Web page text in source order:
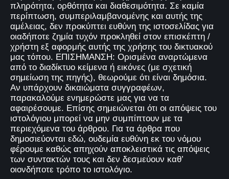
πληρότητα, ορθότητα και διαθεσιμότητα. Σε καμία
περίπτωση, συμπεριλαμβανομένης και αυτής της
αμέλειας, δεν προκύπτει ευθύνη της ιστοσελίδας για
οιαδήποτε ζημία τυχόν προκληθεί στον επισκέπτη /
χρήστη εξ αφορμής αυτής της χρήσης του δικτυακού
μας τόπου. ΕΠΙΣΗΜΑΝΣΗ: Ορισμένα αναρτώμενα
από το διαδίκτυο κείμενα ή εικόνες (με σχετική
σημείωση της πηγής), θεωρούμε ότι είναι δημόσια.
Αν υπάρχουν δικαιώματα συγγραφέων,
παρακαλούμε ενημερώστε μας για να τα
αφαιρέσουμε. Επίσης σημειώνεται ότι οι απόψεις του
ιστολόγιου μπορεί να μην συμπίπτουν με τα
περιεχόμενα του άρθρου. Για τα άρθρα που
δημοσιεύονται εδώ, ουδεμία ευθύνη εκ του νόμου
φέρουμε καθώς απηχούν αποκλειστικά τις απόψεις
των συντακτών τους και δεν δεσμεύουν καθ’
οιονδήποτε τρόπο το ιστολόγιο.